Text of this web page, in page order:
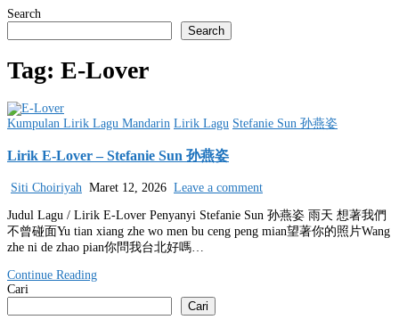
Search
Search
Tag: E-Lover
Posted
Kumpulan Lirik Lagu Mandarin Lirik Lagu Stefanie Sun 孙燕姿
Lirik E-Lover – Stefanie Sun 孙燕姿
Siti Choiriyah Maret 12, 2026 Leave a comment
Judul Lagu / Lirik E-Lover Penyanyi Stefanie Sun 孙燕姿 雨天 想著我們
不曾碰面Yu tian xiang zhe wo men bu ceng peng mian望著你的照片Wang
zhe ni de zhao pian你問我台北好嗎…
Continue Reading
Cari
Cari